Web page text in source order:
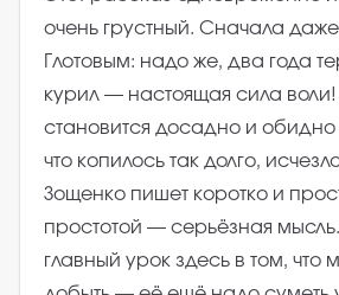
очень грустный. Сначала
Глотовым: надо же, два года
курил — настоящая сила
становится досадно и обидно
что копилось так долго,
Зощенко пишет коротко и
простотой — серьёзная
главный урок здесь в том, что